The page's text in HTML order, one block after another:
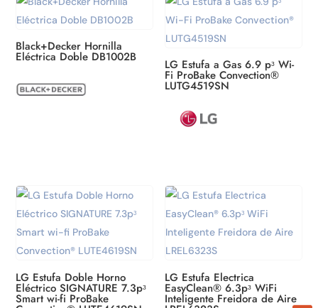
Black+Decker Hornilla
Eléctrica Doble DB1002B LG Estufa a Gas 6.9 pᶟ Wi-
Fi ProBake Convection®
LUTG4519SN
LG Estufa Doble Horno
Eléctrico SIGNATURE 7.3pᶟ
Smart wi-fi ProBake
LG Estufa Electrica
EasyClean® 6.3pᶟ WiFi
Inteligente Freidora de Aire
¡Suscríbete ahora!
Get news from ATBIZ LLC in your inbox. Offers,
new products and more!
Recibe noticias de ATBIZ LLC en tu correo.
Ofertas, nuevos productos y más.